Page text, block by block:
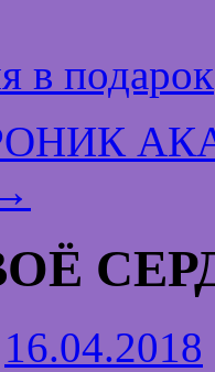
в подарок
16.04.2018